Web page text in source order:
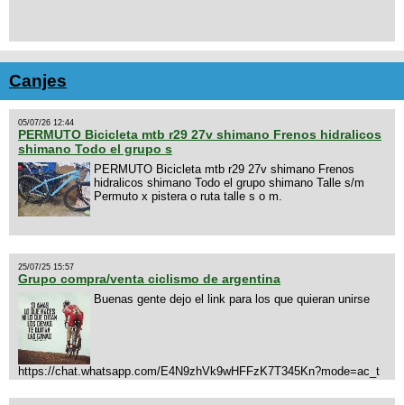
Canjes
05/07/26 12:44
PERMUTO Bicicleta mtb r29 27v shimano Frenos hidralicos
shimano Todo el grupo s
PERMUTO Bicicleta mtb r29 27v shimano Frenos
hidralicos shimano Todo el grupo shimano Talle s/m
Permuto x pistera o ruta talle s o m.
25/07/25 15:57
Grupo compra/venta ciclismo de argentina
Buenas gente dejo el link para los que quieran unirse
https://chat.whatsapp.com/E4N9zhVk9wHFFzK7T345Kn?mode=ac_t